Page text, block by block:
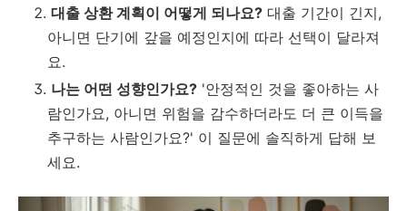
대출 상환 계획이 어떻게 되나요? 대출 기간이 긴지,
아니면 단기에 갚을 예정인지에 따라 선택이 달라져
요.
나는 어떤 성향인가요? '안정적인 것을 좋아하는 사
람인가요, 아니면 위험을 감수하더라도 더 큰 이득을
추구하는 사람인가요?' 이 질문에 솔직하게 답해 보
세요.